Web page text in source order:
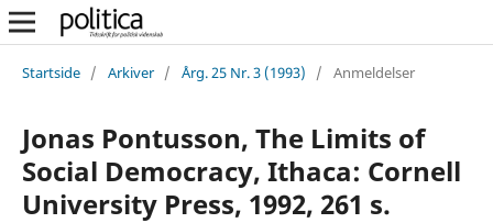
Startside / Arkiver / Årg. 25 Nr. 3 (1993) / Anmeldelser
Jonas Pontusson, The Limits of
Social Democracy, Ithaca: Cornell
University Press, 1992, 261 s.